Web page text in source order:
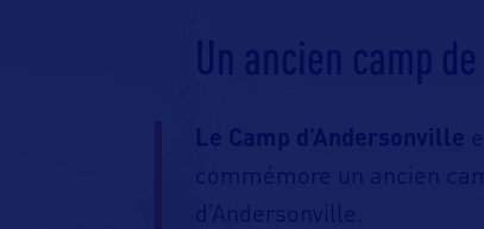
Un ancien camp
Le Camp d’Andersonville
commémore un ancien
d’Andersonville.